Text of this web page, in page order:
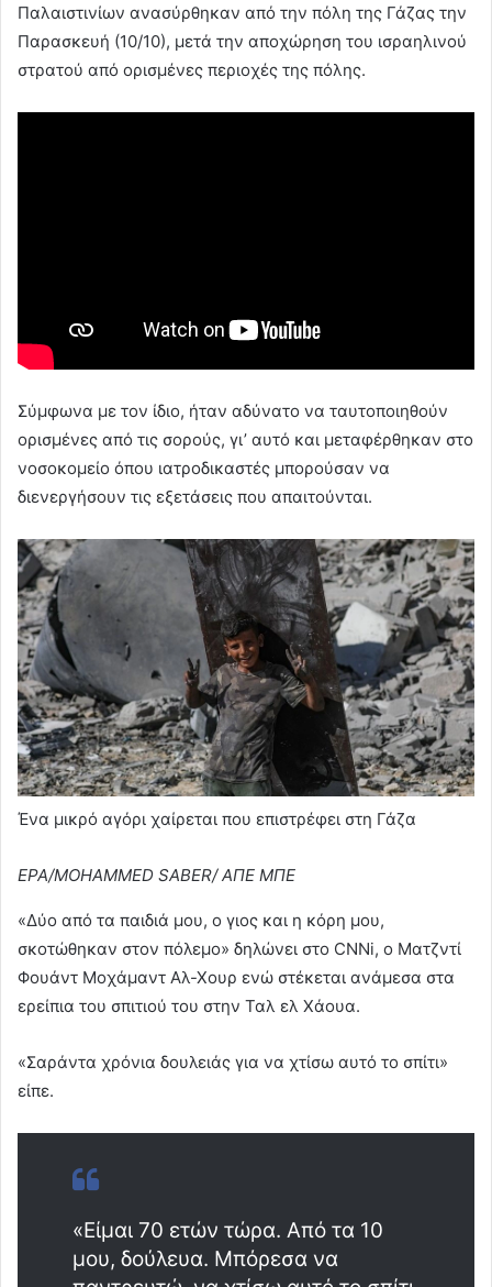
Παλαιστινίων ανασύρθηκαν από την πόλη της Γάζας την
Παρασκευή (10/10), μετά την αποχώρηση του ισραηλινού
στρατού από ορισμένες περιοχές της πόλης.
Σύμφωνα με τον ίδιο, ήταν αδύνατο να ταυτοποιηθούν
ορισμένες από τις σορούς, γι’ αυτό και μεταφέρθηκαν στο
νοσοκομείο όπου ιατροδικαστές μπορούσαν να
διενεργήσουν τις εξετάσεις που απαιτούνται.
Ένα μικρό αγόρι χαίρεται που επιστρέφει στη Γάζα
EPA/MOHAMMED SABER/ ΑΠΕ ΜΠΕ
«Δύο από τα παιδιά μου, ο γιος και η κόρη μου,
σκοτώθηκαν στον πόλεμο» δηλώνει στο CNNi, ο Ματζντί
Φουάντ Μοχάμαντ Αλ-Χουρ ενώ στέκεται ανάμεσα στα
ερείπια του σπιτιού του στην Ταλ ελ Χάουα.
«Σαράντα χρόνια δουλειάς για να χτίσω αυτό το σπίτι»
είπε.
«Είμαι 70 ετών τώρα. Από τα 10
μου, δούλευα. Μπόρεσα να